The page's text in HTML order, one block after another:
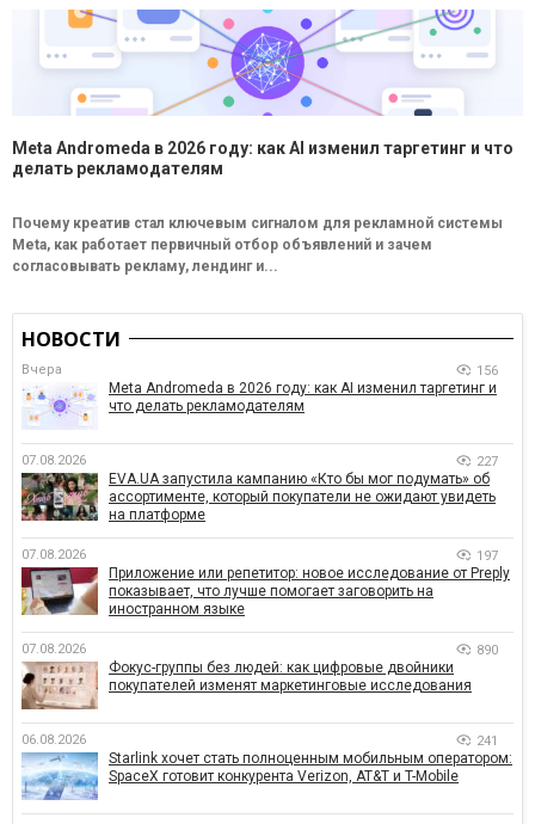
Meta Andromeda в 2026 году: как AI изменил таргетинг и что
делать рекламодателям
Почему креатив стал ключевым сигналом для рекламной системы
Meta, как работает первичный отбор объявлений и зачем
согласовывать рекламу, лендинг и...
НОВОСТИ
Вчера 156
Meta Andromeda в 2026 году: как AI изменил таргетинг и
что делать рекламодателям
07.08.2026 227
EVA.UA запустила кампанию «Кто бы мог подумать» об
ассортименте, который покупатели не ожидают увидеть
на платформе
07.08.2026 197
Приложение или репетитор: новое исследование от Preply
показывает, что лучше помогает заговорить на
иностранном языке
07.08.2026 890
Фокус-группы без людей: как цифровые двойники
покупателей изменят маркетинговые исследования
06.08.2026 241
Starlink хочет стать полноценным мобильным оператором:
SpaceX готовит конкурента Verizon, AT&T и T-Mobile